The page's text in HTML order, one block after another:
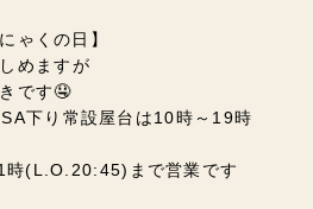
ゃくの日】
めますが
です🤤
下り常設屋台は10時～19時
時(L.O.20:45)まで営業です